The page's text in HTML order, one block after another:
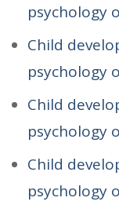
psychology
Child
psychology
Child
psychology
Child
psychology